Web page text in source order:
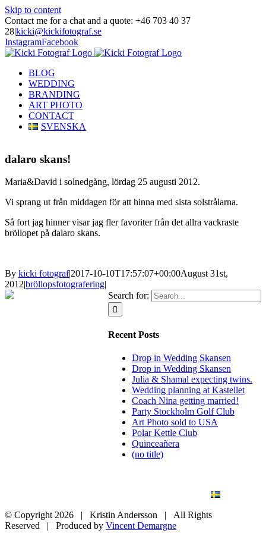
Skip to content
Contact me for a chat and a quote: +46 703 40 37
28|kicki@kickifotograf.se
InstagramFacebook
BLOG
WEDDING
BRANDING
ART PHOTO
CONTACT
SVENSKA
dalaro skans!
Maria&David i solnedgång, lördag 25 augusti 2012.
Vi sprang ut från middagen för att hinna med sista solstrålarna.
Så fort jag hinner visar jag fler favoriter från det allra vackraste
bröllopet på dalaro skans.
By kicki fotograf|2017-10-10T17:57:07+00:00August 31st,
2012|bröllopsfotografering|
Search for:
Recent Posts
Drop in Wedding Skansen
Drop in Wedding Skansen
Julia & Shamal expecting twins.
Wedding planning at Kastellet
Coach Nina getting married!
Party Stockholm Golf Club
Art Photo sold to USA
Polar Kettle Club
Quinceañera
(no title)
© Copyright 2026 | Kristin Andersson | All Rights
Reserved | Produced by Vincent Demargne